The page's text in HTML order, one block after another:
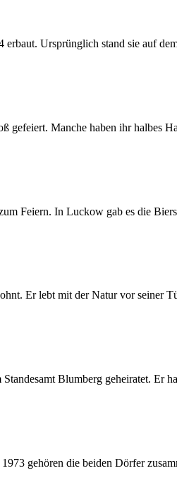
Ursprünglich stand sie auf
gefeiert. Manche haben ihr halbes
Feiern. In Luckow gab es die
Er lebt mit der Natur vor seiner
Blumberg geheiratet.
gehören die beiden Dörfer